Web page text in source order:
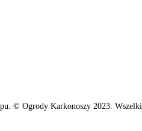
© Ogrody Karkonoszy 2023.